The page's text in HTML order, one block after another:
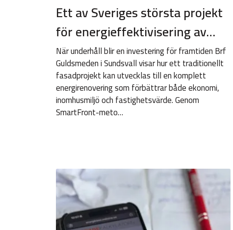
Ett av Sveriges största projekt
för energieffektivisering av…
När underhåll blir en investering för framtiden Brf
Guldsmeden i Sundsvall visar hur ett traditionellt
fasadprojekt kan utvecklas till en komplett
energirenovering som förbättrar både ekonomi,
inomhusmiljö och fastighetsvärde. Genom
SmartFront-meto…